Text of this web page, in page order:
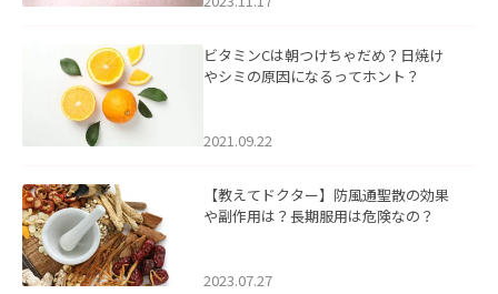
ビタミンCは朝つけちゃだめ？日焼け
やシミの原因になるってホント？
2021.09.22
【教えてドクター】防風通聖散の効果
や副作用は？長期服用は危険なの？
2023.07.27